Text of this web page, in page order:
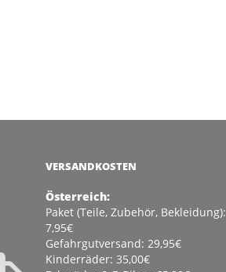
VERSANDKOSTEN
Österreich:
Paket (Teile, Zubehör, Bekleidung):
7,95€
Gefahrgutversand: 29,95€
Kinderräder: 35,00€